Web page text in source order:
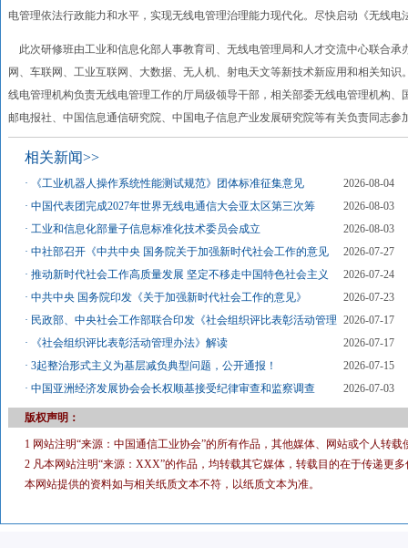
电管理依法行政能力和水平，实现无线电管理治理能力现代化。尽快启动《无线
此次研修班由工业和信息化部人事教育司、无线电管理局和人才交流中心联合承
网、车联网、工业互联网、大数据、无人机、射电天文等新技术新应用和相关知
线电管理机构负责无线电管理工作的厅局级领导干部，相关部委无线电管理机构
邮电报社、中国信息通信研究院、中国电子信息产业发展研究院等有关负责同志参
相关新闻>>
· 《工业机器人操作系统性能测试规范》团体标准征集意见
2026-08-04
·中国代表团完成2027年世界无线电通信大会亚太区第三次筹
2026-08-03
·工业和信息化部量子信息标准化技术委员会成立
2026-08-03
·中社部召开《中共中央 国务院关于加强新时代社会工作的意见
2026-07-27
·推动新时代社会工作高质量发展 坚定不移走中国特色社会主义
2026-07-24
·中共中央 国务院印发《关于加强新时代社会工作的意见》
2026-07-23
· 民政部、中央社会工作部联合印发《社会组织评比表彰活动管理
2026-07-17
·
《社会组织评比表彰活动管理办法》解读
2026-07-17
·3起整治形式主义为基层减负典型问题，公开通报！
2026-07-15
·中国亚洲经济发展协会会长权顺基接受纪律审查和监察调查 2026-07-03
版权声明：
1 网站注明“来源：中国通信工业协会”的所有作品，其他媒体、网站或个人转
2 凡本网站注明“来源：XXX”的作品，均转载其它媒体，转载目的在于传递更
本网站提供的资料如与相关纸质文本不符，以纸质文本为准。